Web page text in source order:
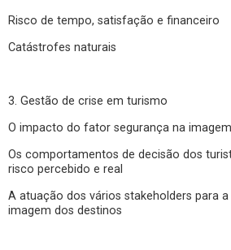
Risco de tempo, satisfação e financeiro
Catástrofes naturais
3. Gestão de crise em turismo
O impacto do fator segurança na
Os comportamentos de decisão dos
risco percebido e real
A atuação dos vários stakeholders para
imagem dos destinos